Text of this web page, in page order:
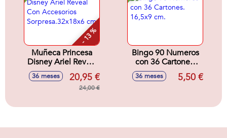
- 13 %
Muñeca Princesa
Disney Ariel Reveal
Con Accesorios
Sorpresa.32x18x6
36 meses 20,95 €
24,00 €
Bingo 90 Numeros
con 36 Cartones.
16,5x9 cm.
36 meses 5,50 €